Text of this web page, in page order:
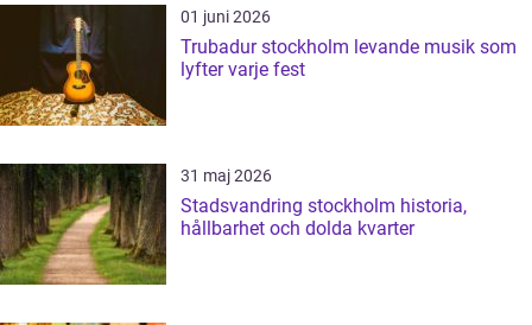
01 juni 2026
Trubadur stockholm levande musik som
lyfter varje fest
31 maj 2026
Stadsvandring stockholm historia,
hållbarhet och dolda kvarter